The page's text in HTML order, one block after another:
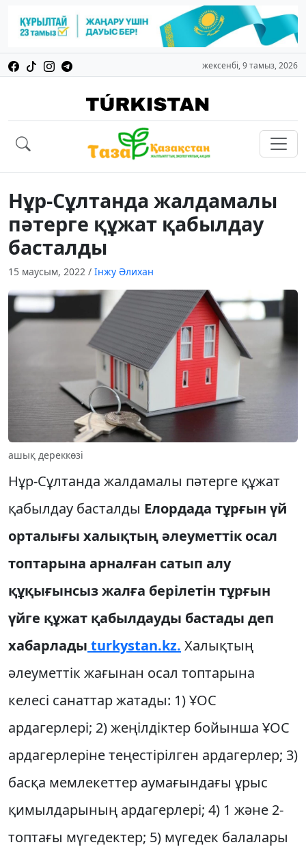
жексенбі, 9 тамыз, 2026
Нұр-Сұлтанда жалдамалы
пәтерге құжат қабылдау
басталды
15 маусым, 2022 / Інжу Әлихан
ашық дереккөзі
Нұр-Сұлтанда жалдамалы пәтерге құжат
қабылдау басталды Елордада тұрғын үй
орталығы халықтың әлеуметтік осал
топтарына арналған сатып алу
құқығынсыз жалға берілетін тұрғын
үйге құжат қабылдауды бастады деп
хабарлады turkystan.kz. Халықтың
әлеуметтік жағынан осал топтарына
келесі санаттар жатады: 1) ҰОС
ардагерлері; 2) жеңілдіктер бойынша ҰОС
ардагерлеріне теңестірілген ардагерлер; 3)
басқа мемлекеттер аумағындағы ұрыс
қимылдарының ардагерлері; 4) 1 және 2-
топтағы мүгедектер; 5) мүгедек балалары